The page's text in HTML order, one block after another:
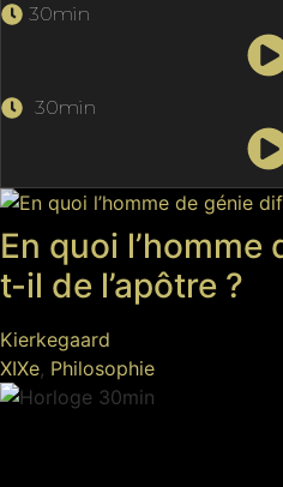
30min
30min
En quoi
t-il de l’apôtre ?
Kierkegaard
XIXe, Philosophie
30min